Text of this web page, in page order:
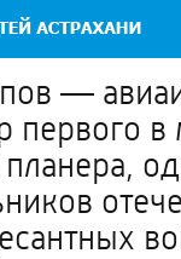
—
первого в